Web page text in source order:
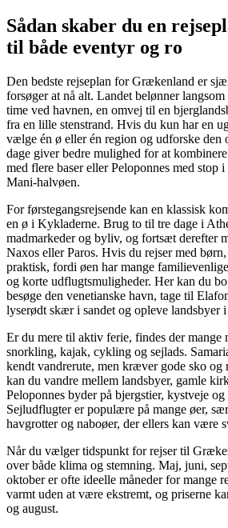
Sådan skaber du en
til både eventyr og ro
Den bedste rejseplan for Grækenland er
forsøger at nå alt. Landet belønner
time ved havnen, en omvej til en
fra en lille stenstrand. Hvis du kun har en
vælge én ø eller én region og udforske
dage giver bedre mulighed for at
med flere baser eller Peloponnes med stop
Mani-halvøen.
For førstegangsrejsende kan en klassisk
en ø i Kykladerne. Brug to til tre dage i
madmarkeder og byliv, og fortsæt derefter
Naxos eller Paros. Hvis du rejser med
praktisk, fordi øen har mange
og korte udflugtsmuligheder. Her kan du
besøge den venetianske havn, tage til
lyserødt skær i sandet og opleve landsbyer
Er du mere til aktiv ferie, findes der mange
snorkling, kajak, cykling og sejlads.
kendt vandrerute, men kræver gode sko
kan du vandre mellem landsbyer, gamle
Peloponnes byder på bjergstier, kystveje
Sejludflugter er populære på mange øer,
havgrotter og naboøer, der ellers kan være
Når du vælger tidspunkt for rejser til
over både klima og stemning. Maj, juni,
oktober er ofte ideelle måneder for mange
varmt uden at være ekstremt, og priserne
og august.